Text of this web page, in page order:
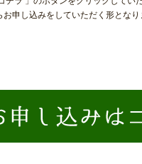
お申し込みをしていただく形となり